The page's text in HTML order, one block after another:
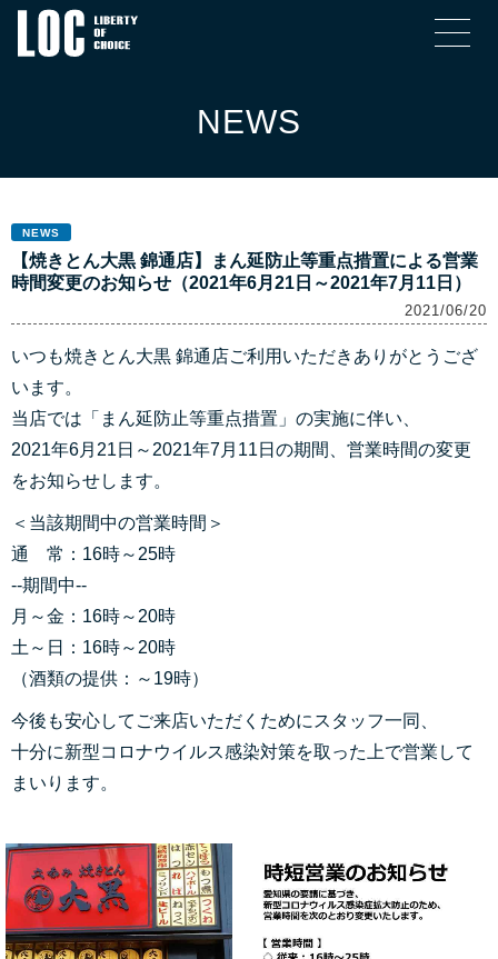
NEWS
NEWS
【焼きとん大黒 錦通店】まん延防止等重点措置による営業
時間変更のお知らせ（2021年6月21日～2021年7月11日）
2021/06/20
いつも焼きとん大黒 錦通店ご利用いただきありがとうござ
います。
当店では「まん延防止等重点措置」の実施に伴い、
2021年6月21日～2021年7月11日の期間、営業時間の変更
をお知らせします。
＜当該期間中の営業時間＞
通 常：16時～25時
--期間中--
月～金：16時～20時
土～日：16時～20時
（酒類の提供：～19時）
今後も安心してご来店いただくためにスタッフ一同、
十分に新型コロナウイルス感染対策を取った上で営業して
まいります。